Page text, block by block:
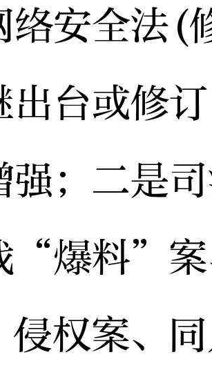
络安全法
出台或修
强；二是
“爆料”
权案、